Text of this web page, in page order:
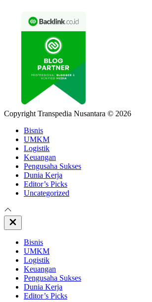
Copyright Transpedia Nusantara © 2026
Bisnis
UMKM
Logistik
Keuangan
Pengusaha Sukses
Dunia Kerja
Editor’s Picks
Uncategorized
Close
Off
Bisnis
UMKM
Logistik
Keuangan
Pengusaha Sukses
Dunia Kerja
Editor’s Picks